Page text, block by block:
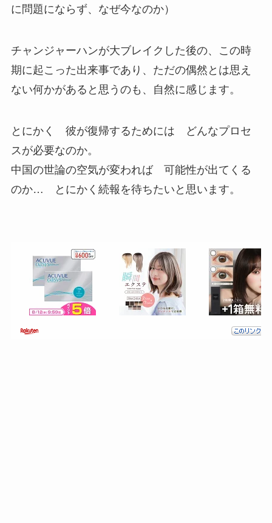
に問題にならず、なぜ今なのか）
チャンジャーハンが大ブレイクした後の、この時
期に起こった出来事であり、ただの偶然とは思え
ない何かがあると思うのも、自然に感じます。
とにかく 彼が復帰するためには どんなプロセ
スが必要なのか。
中国の世論の空気が変われば 可能性が出てくる
のか… とにかく続報を待ちたいと思います。